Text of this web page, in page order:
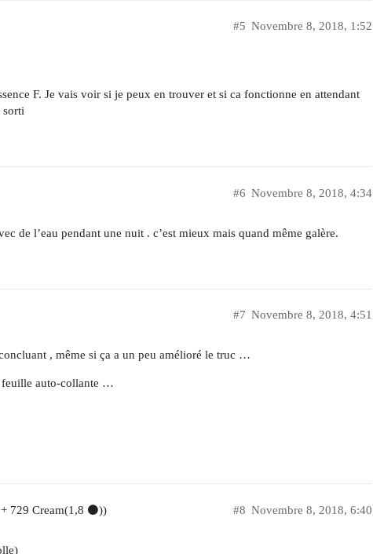
Novembre 8, 2018, 1:52
#5
F. Je vais voir si je peux en trouver et si ca fonctionne en attendant
sorti
Novembre 8, 2018, 4:34
#6
de l’eau pendant une nuit . c’est mieux mais quand même galère.
Novembre 8, 2018, 4:51
#7
, même si ça a un peu amélioré le truc …
feuille auto-collante …
729 Cream(1,8 ⚫)) Novembre 8, 2018, 6:40
#8